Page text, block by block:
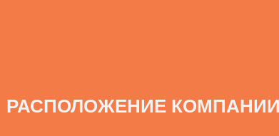
РАСПОЛОЖЕНИЕ КОМПАНИИ